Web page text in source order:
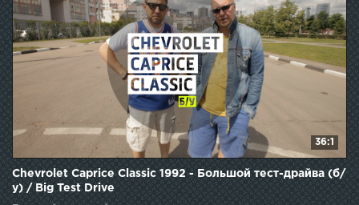
36:1
Chevrolet Caprice Classic 1992 - Большой тест-драйва (б/
у) / Big Test Drive